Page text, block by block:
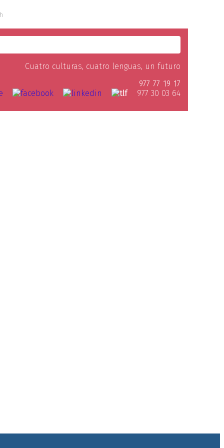
Cuatro culturas, cuatro lenguas, un futuro
977 77 19 17
977 30 03 64